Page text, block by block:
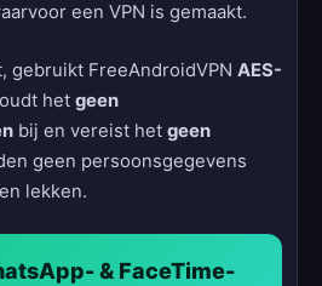
een VPN is gemaakt.
gebruikt FreeAndroidVPN AES-
het geen
bij en vereist het geen
geen persoonsgegevens
lekken.
& FaceTime-